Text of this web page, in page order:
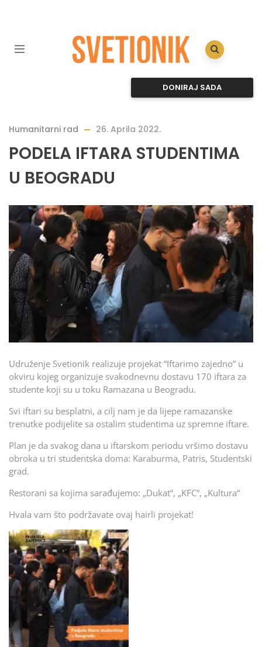
DONIRAJ SADA
Humanitarni rad 26. Aprila 2022.
PODELA IFTARA STUDENTIMA
U BEOGRADU
Udruženje Svetionik realizuje projekat “Iftarimo zajedno” u
okviru kojeg organizuje svakodnevnu dostavu 170 iftara za
studente koji su u toku Ramazana u Beogradu.
Svi iftari su besplatni, a cilj nam je da lijepe ramazanske
trenutke podijelite sa ostalim studentima uz spremne iftare.
Plan je da svakog dana u iftarskom periodu vršimo dostavu
obroka u tri studentska doma: Karaburma, Patris, Studentski
grad.
Restorani sa kojima sarađujemo: „Dukat“, „KFC“, „Kultura“
Hvala vam što podržavate ovaj hairli projekat!